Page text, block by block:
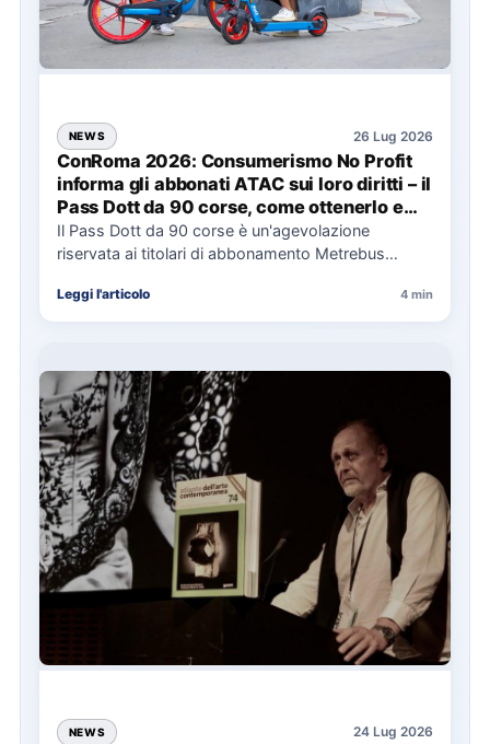
NEWS 26 Lug 2026
ConRoma 2026: Consumerismo No Profit
informa gli abbonati ATAC sui loro diritti – il
Pass Dott da 90 corse, come ottenerlo e
cosa spetta in caso di disservizi
Il Pass Dott da 90 corse è un'agevolazione
riservata ai titolari di abbonamento Metrebus
Leggi l'articolo 4 min
NEWS 24 Lug 2026